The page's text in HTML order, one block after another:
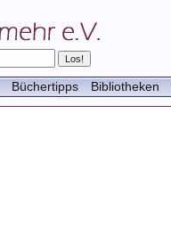
Büchertipps Bibliotheken